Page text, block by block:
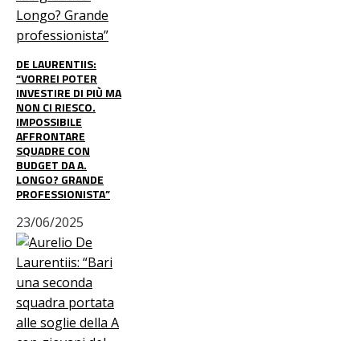
DE LAURENTIIS:
“VORREI POTER
INVESTIRE DI PIÙ MA
NON CI RIESCO.
IMPOSSIBILE
AFFRONTARE
SQUADRE CON
BUDGET DA A.
LONGO? GRANDE
PROFESSIONISTA”
23/06/2025